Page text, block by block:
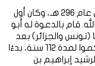
ظهرت الدولة الفاطمية في تونس عام 296 هـ، وكان أول
قام بالدعوة له أبو
(تونس والجزائر) بعد
أن انتزعها من بني الأغلب الذين حكموا لمدة 112 سنة، بدءًا
الرشيد إبراهيم بن